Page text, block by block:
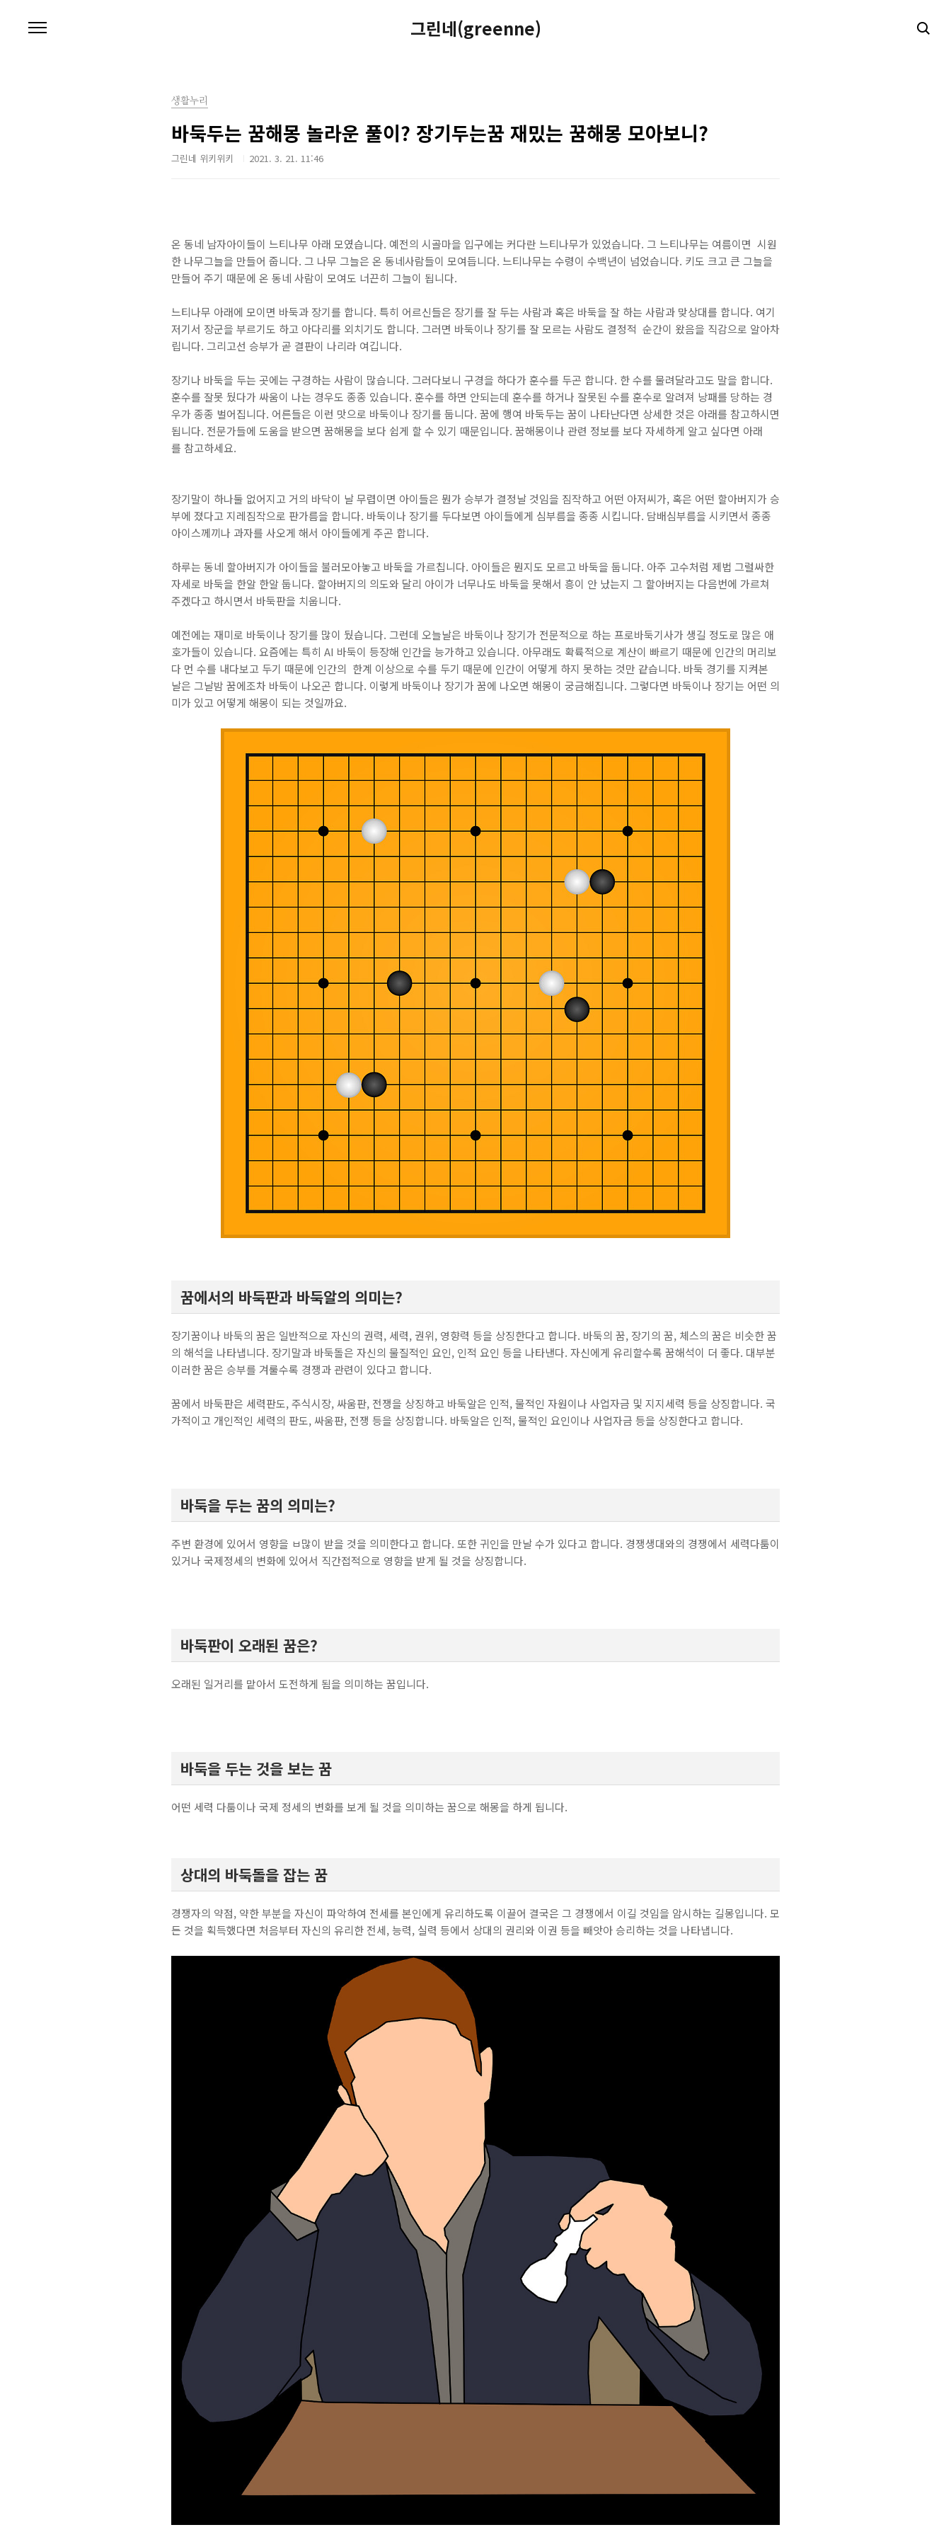
그린네(greenne)
생활누리
바둑두는 꿈해몽 놀라운 풀이? 장기두는꿈 재밌는 꿈해몽 모아보니?
그린네 위키위키 2021. 3. 21. 11:46
온 동네 남자아이들이 느티나무 아래 모였습니다. 예전의 시골마을 입구에는 커다란 느티나무가 있었습니다. 그 느티나무는 여름이면 시원
한 나무그늘을 만들어 줍니다. 그 나무 그늘은 온 동네사람들이 모여듭니다. 느티나무는 수령이 수백년이 넘었습니다. 키도 크고 큰 그늘을
만들어 주기 때문에 온 동네 사람이 모여도 너끈히 그늘이 됩니다.
느티나무 아래에 모이면 바둑과 장기를 합니다. 특히 어르신들은 장기를 잘 두는 사람과 혹은 바둑을 잘 하는 사람과 맞상대를 합니다. 여기
저기서 장군을 부르기도 하고 아다리를 외치기도 합니다. 그러면 바둑이나 장기를 잘 모르는 사람도 결정적 순간이 왔음을 직감으로 알아차
립니다. 그리고선 승부가 곧 결판이 나리라 여깁니다.
장기나 바둑을 두는 곳에는 구경하는 사람이 많습니다. 그러다보니 구경을 하다가 훈수를 두곤 합니다. 한 수를 물려달라고도 말을 합니다.
훈수를 잘못 뒀다가 싸움이 나는 경우도 종종 있습니다. 훈수를 하면 안되는데 훈수를 하거나 잘못된 수를 훈수로 알려져 낭패를 당하는 경
우가 종종 벌어집니다. 어른들은 이런 맛으로 바둑이나 장기를 둡니다. 꿈에 행여 바둑두는 꿈이 나타난다면 상세한 것은 아래를 참고하시면
됩니다. 전문가들에 도움을 받으면 꿈해몽을 보다 쉽게 할 수 있기 때문입니다. 꿈해몽이나 관련 정보를 보다 자세하게 알고 싶다면 아래
를 참고하세요.
장기말이 하나둘 없어지고 거의 바닥이 날 무렵이면 아이들은 뭔가 승부가 결정날 것임을 짐작하고 어떤 아저씨가, 혹은 어떤 할아버지가 승
부에 졌다고 지레짐작으로 판가름을 합니다. 바둑이나 장기를 두다보면 아이들에게 심부름을 종종 시킵니다. 담배심부름을 시키면서 종종
아이스께끼나 과자를 사오게 해서 아이들에게 주곤 합니다.
하루는 동네 할아버지가 아이들을 불러모아놓고 바둑을 가르칩니다. 아이들은 뭔지도 모르고 바둑을 둡니다. 아주 고수처럼 제법 그럴싸한
자세로 바둑을 한알 한알 둡니다. 할아버지의 의도와 달리 아이가 너무나도 바둑을 못해서 흥이 안 났는지 그 할아버지는 다음번에 가르쳐
주겠다고 하시면서 바둑판을 치웁니다.
예전에는 재미로 바둑이나 장기를 많이 뒀습니다. 그런데 오늘날은 바둑이나 장기가 전문적으로 하는 프로바둑기사가 생길 정도로 많은 애
호가들이 있습니다. 요즘에는 특히 AI 바둑이 등장해 인간을 능가하고 있습니다. 아무래도 확륙적으로 계산이 빠르기 때문에 인간의 머리보
다 먼 수를 내다보고 두기 때문에 인간의 한계 이상으로 수를 두기 때문에 인간이 어떻게 하지 못하는 것만 같습니다. 바둑 경기를 지켜본
날은 그날밤 꿈에조차 바둑이 나오곤 합니다. 이렇게 바둑이나 장기가 꿈에 나오면 해몽이 궁금해집니다. 그렇다면 바둑이나 장기는 어떤 의
미가 있고 어떻게 해몽이 되는 것일까요.
꿈에서의 바둑판과 바둑알의 의미는?
장기꿈이나 바둑의 꿈은 일반적으로 자신의 권력, 세력, 권위, 영향력 등을 상징한다고 합니다. 바둑의 꿈, 장기의 꿈, 체스의 꿈은 비슷한 꿈
의 해석을 나타냅니다. 장기말과 바둑돌은 자신의 물질적인 요인, 인적 요인 등을 나타낸다. 자신에게 유리할수록 꿈해석이 더 좋다. 대부분
이러한 꿈은 승부를 겨룰수록 경쟁과 관련이 있다고 합니다.
꿈에서 바둑판은 세력판도, 주식시장, 싸움판, 전쟁을 상징하고 바둑알은 인적, 물적인 자원이나 사업자금 및 지지세력 등을 상징합니다. 국
가적이고 개인적인 세력의 판도, 싸움판, 전쟁 등을 상징합니다. 바둑알은 인적, 물적인 요인이나 사업자금 등을 상징한다고 합니다.
바둑을 두는 꿈의 의미는?
주변 환경에 있어서 영향을 ㅂ많이 받을 것을 의미한다고 합니다. 또한 귀인을 만날 수가 있다고 합니다. 경쟁생대와의 경쟁에서 세력다툼이
있거나 국제정세의 변화에 있어서 직간접적으로 영향을 받게 될 것을 상징합니다.
바둑판이 오래된 꿈은?
오래된 일거리를 맡아서 도전하게 됨을 의미하는 꿈입니다.
바둑을 두는 것을 보는 꿈
어떤 세력 다툼이나 국제 정세의 변화를 보게 될 것을 의미하는 꿈으로 해몽을 하게 됩니다.
상대의 바둑돌을 잡는 꿈
경쟁자의 약점, 약한 부분을 자신이 파악하여 전세를 본인에게 유리하도록 이끌어 결국은 그 경쟁에서 이길 것임을 암시하는 길몽입니다. 모
든 것을 획득했다면 처음부터 자신의 유리한 전세, 능력, 실력 등에서 상대의 권리와 이권 등을 빼앗아 승리하는 것을 나타냅니다.